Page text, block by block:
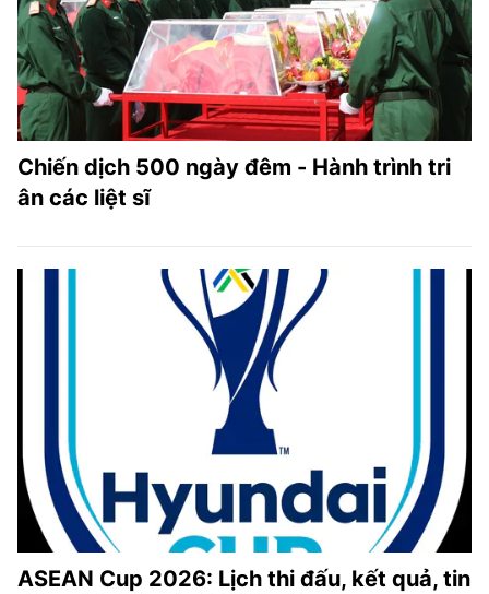
Chiến dịch 500 ngày đêm - Hành trình tri
ân các liệt sĩ
ASEAN Cup 2026: Lịch thi đấu, kết quả, tin